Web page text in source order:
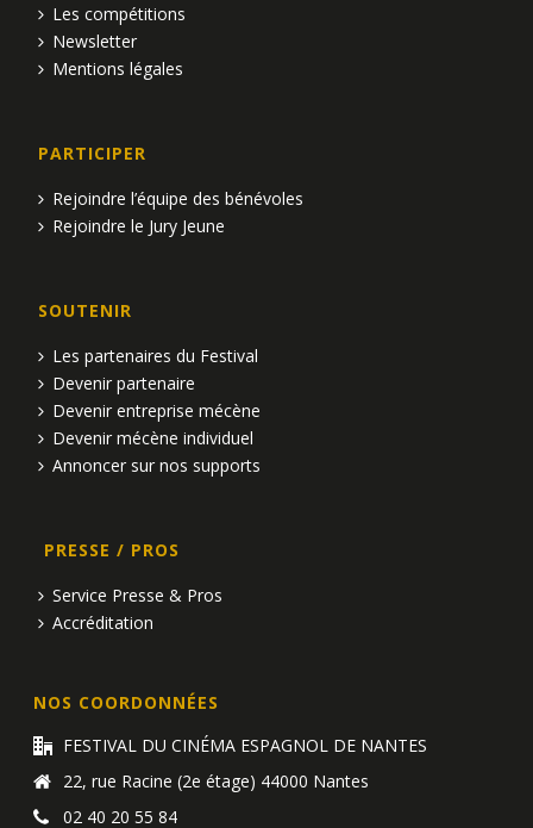
Les compétitions
Newsletter
Mentions légales
PARTICIPER
Rejoindre l’équipe des bénévoles
Rejoindre le Jury Jeune
SOUTENIR
Les partenaires du Festival
Devenir partenaire
Devenir entreprise mécène
Devenir mécène individuel
Annoncer sur nos supports
PRESSE / PROS
Service Presse & Pros
Accréditation
NOS COORDONNÉES
FESTIVAL DU CINÉMA ESPAGNOL DE NANTES
22, rue Racine (2e étage) 44000 Nantes
02 40 20 55 84